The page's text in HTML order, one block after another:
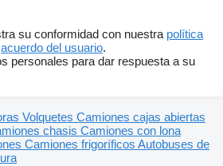
su conformidad con nuestra política
acuerdo del usuario.
personales para dar respuesta a su
Volquetes Camiones cajas abiertas
chasis Camiones con lona
Camiones frigoríficos Autobuses de